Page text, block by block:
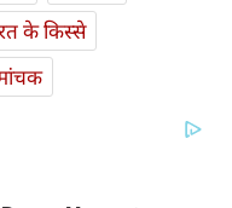
के किस्से